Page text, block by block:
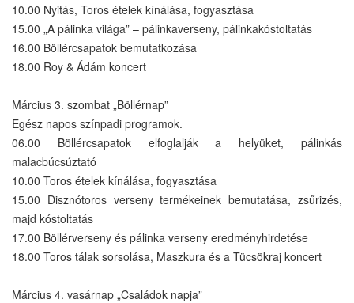
10.00 Nyitás, Toros ételek kínálása, fogyasztása
15.00 „A pálinka világa” – pálinkaverseny, pálinkakóstoltatás
16.00 Böllércsapatok bemutatkozása
18.00 Roy & Ádám koncert
Március 3. szombat „Böllérnap”
Egész napos színpadi programok.
06.00 Böllércsapatok elfoglalják a helyüket, pálinkás
malacbúcsúztató
10.00 Toros ételek kínálása, fogyasztása
15.00 Disznótoros verseny termékeinek bemutatása, zsűrizés,
majd kóstoltatás
17.00 Böllérverseny és pálinka verseny eredményhirdetése
18.00 Toros tálak sorsolása, Maszkura és a Tücsökraj koncert
Március 4. vasárnap „Családok napja”